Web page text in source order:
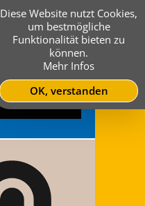
Diese Website nutzt Cookies,
um bestmögliche
Funktionalität bieten zu
können.
Mehr Infos
OK, verstanden